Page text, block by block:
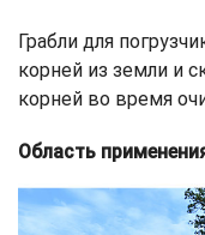
Грабли для
корней из земли и
корней во время
Область